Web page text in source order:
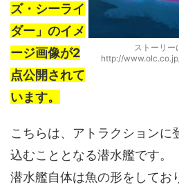
ストーリ
http://
ズ・シーライ
ダー」のイメ
ージ画像が2
点公開されて
います。
こちらは、アトラクションに
込むこととなる潜水艦です。
潜水艦自体は魚の形をしてお